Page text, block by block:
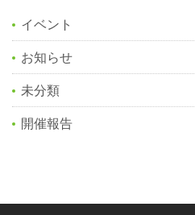
イベント
お知らせ
未分類
開催報告